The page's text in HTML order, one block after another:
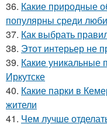
36. Какие природные
популярны среди
37. Как выбрать
38. Этот интерьер не
39. Какие уникальные
Иркутске
40. Какие парки в
жители
41. Чем лучше